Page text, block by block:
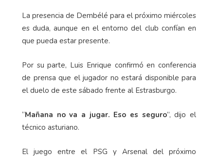
La presencia de Dembélé para el próximo miércoles
es duda, aunque en el entorno del club confían en
que pueda estar presente.
Por su parte, Luis Enrique confirmó en conferencia
de prensa que el jugador no estará disponible para
el duelo de este sábado frente al Estrasburgo.
“Mañana no va a jugar. Eso es seguro”, dijo el
técnico asturiano.
El juego entre el PSG y Arsenal del próximo